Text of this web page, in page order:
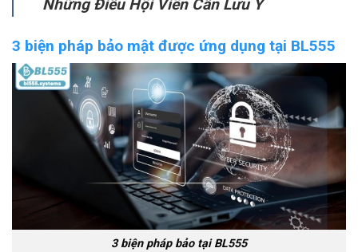
Những Điều Hội Viên Cần Lưu Ý
3 biện pháp bảo mật được ứng dụng tại BL555
3 biện pháp bảo tại BL555